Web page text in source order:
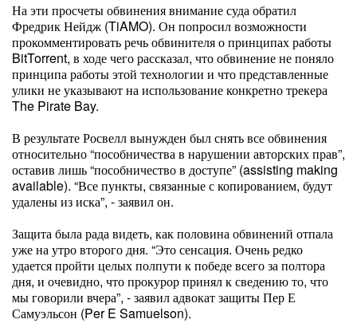
На эти просчеты обвинения внимание суда обратил
Фредрик Нейдж (TiAMO). Он попросил возможности
прокомментировать речь обвинителя о принципах работы
BitTorrent, в ходе чего рассказал, что обвинение не поняло
принципа работы этой технологии и что представленные
улики не указывают на использование конкретно трекера
The Pirate Bay.
В результате Росвелл вынужден был снять все обвинения
относительно “пособничества в нарушении авторских прав”,
оставив лишь “пособничество в доступе” (assisting making
available). “Все пункты, связанные с копированием, будут
удалены из иска”, - заявил он.
Защита была рада видеть, как половина обвинений отпала
уже на утро второго дня. “Это сенсация. Очень редко
удается пройти целых полпути к победе всего за полтора
дня, и очевидно, что прокурор принял к сведению то, что
мы говорили вчера”, - заявил адвокат защиты Пер Е
Самуэльсон (Per E Samuelson).